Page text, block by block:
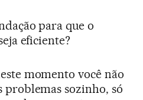
para que o
eficiente?
momento você não
problemas sozinho, só